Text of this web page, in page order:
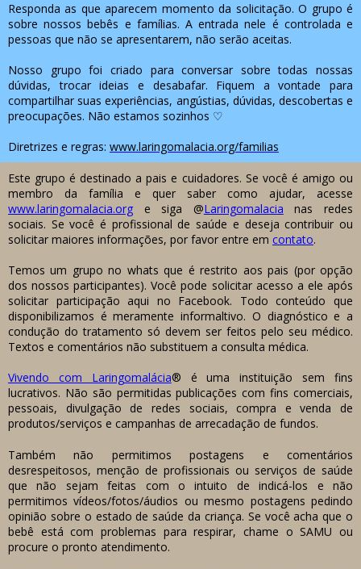
Responda as que aparecem momento da solicitação. O grupo é
sobre nossos bebês e famílias. A entrada nele é controlada e
pessoas que não se apresentarem, não serão aceitas.
Nosso grupo foi criado para conversar sobre todas nossas
dúvidas, trocar ideias e desabafar. Fiquem a vontade para
compartilhar suas experiências, angústias, dúvidas, descobertas e
preocupações. Não estamos sozinhos ♡
Diretrizes e regras: www.laringomalacia.org/familias
Este grupo é destinado a pais e cuidadores. Se você é amigo ou
membro da família e quer saber como ajudar, acesse
www.laringomalacia.org e siga @Laringomalacia nas redes
sociais. Se você é profissional de saúde e deseja contribuir ou
solicitar maiores informações, por favor entre em contato.
Temos um grupo no whats que é restrito aos pais (por opção
dos nossos participantes). Você pode solicitar acesso a ele após
solicitar participação aqui no Facebook. Todo conteúdo que
disponibilizamos é meramente informaltivo. O diagnóstico e a
condução do tratamento só devem ser feitos pelo seu médico.
Textos e comentários não substituem a consulta médica.
Vivendo com Laringomalácia® é uma instituição sem fins
lucrativos. Não são permitidas publicações com fins comerciais,
pessoais, divulgação de redes sociais, compra e venda de
produtos/serviços e campanhas de arrecadação de fundos.
Também não permitimos postagens e comentários
desrespeitosos, menção de profissionais ou serviços de saúde
que não sejam feitas com o intuito de indicá-los e não
permitimos vídeos/fotos/áudios ou mesmo postagens pedindo
opinião sobre o estado de saúde da criança. Se você acha que o
bebê está com problemas para respirar, chame o SAMU ou
procure o pronto atendimento.